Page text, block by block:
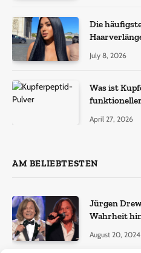
Die
July 8, 2026
Was ist
April 27, 2026
AM BELIEBTESTEN
Jürgen
Wahrheit
August 20, 2024